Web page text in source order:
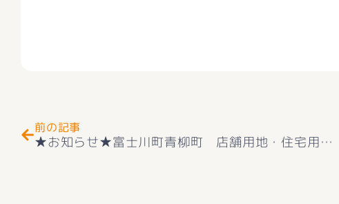
前の記事
★お知らせ★富士川町青柳町 店舗用地・住宅用地 敷地ゆったり広さ279.07坪 建築条件ついておりませんのでお好きなハウスメーカー様にて建築可能です☺